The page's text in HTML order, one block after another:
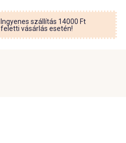
Ingyenes szállítás 14000 Ft
feletti vásárlás esetén!